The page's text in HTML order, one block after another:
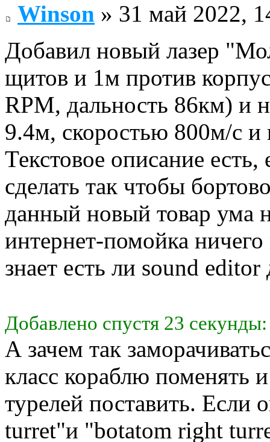
Winson » 31 май 2022,
Добавил новый лазер
щитов и 1м против
RPM, дальность 86км) и
9.4м, скоростью 800м/с
Текстовое описание
сделать так чтобы
данный новый товар ума
интернет-помойка
знает есть ли sound
Добавлено спустя 23 секунды:
А зачем так
класс кораблю поменять
турелей поставить.
turret"и "botatom right